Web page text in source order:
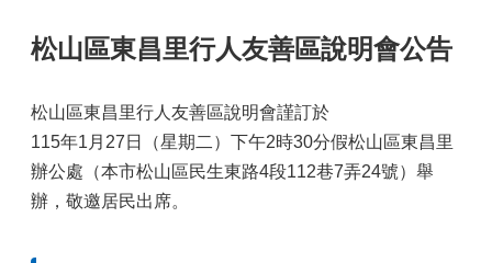
松山區東昌里行人友善區說明會公告
松山區東昌里行人友善區說明會謹訂於
115年1月27日（星期二）下午2時30分假松山區東昌里
辦公處（本市松山區民生東路4段112巷7弄24號）舉
辦 ， 敬邀居民出席。